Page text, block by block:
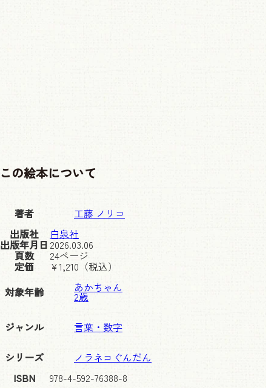
この絵本について
著者
工藤 ノリコ
出版社
白泉社
出版年月日 2026.03.06
頁数 24ページ
定価 ¥1,210 （税込）
対象年齢
あかちゃん
2歳
ジャンル 言葉・数字
シリーズ
ノラネコぐんだん
ISBN
978-4-592-76388-8